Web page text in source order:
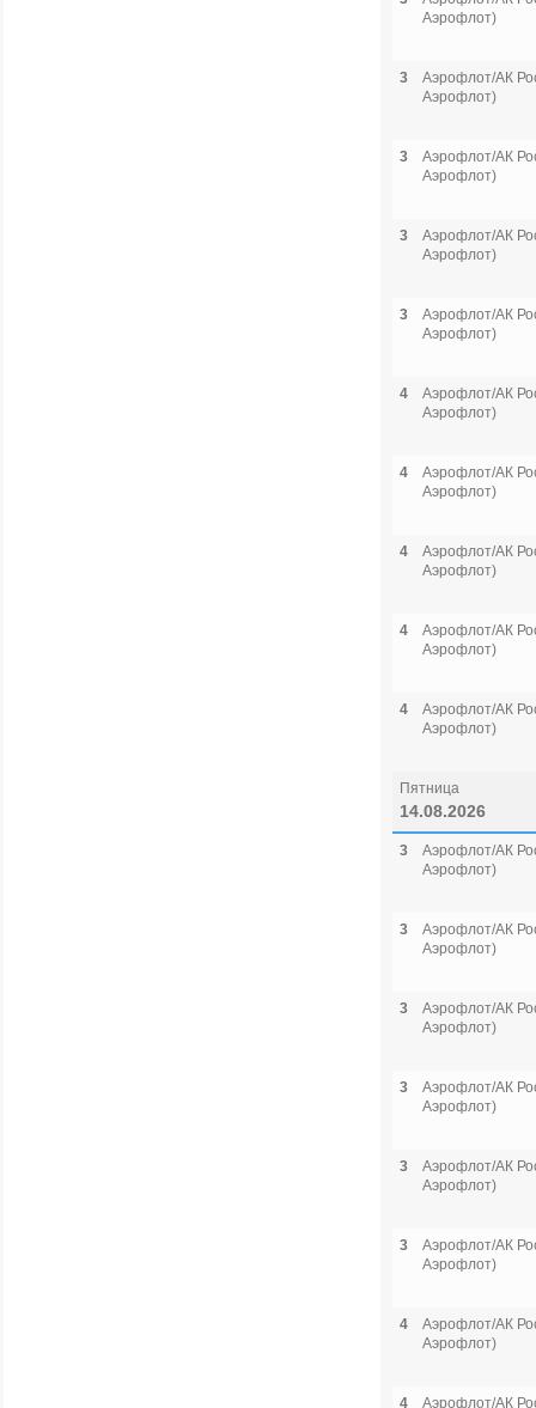
Аэрофлот)
3
Аэрофлот/АК
Аэрофлот)
3
Аэрофлот/АК
Аэрофлот)
3
Аэрофлот/АК
Аэрофлот)
3
Аэрофлот/АК
Аэрофлот)
4
Аэрофлот/АК
Аэрофлот)
4
Аэрофлот/АК
Аэрофлот)
4
Аэрофлот/АК
Аэрофлот)
4
Аэрофлот/АК
Аэрофлот)
4
Аэрофлот/АК
Аэрофлот)
Пятница
14.08.2026
3
Аэрофлот/АК
Аэрофлот)
3
Аэрофлот/АК
Аэрофлот)
3
Аэрофлот/АК
Аэрофлот)
3
Аэрофлот/АК
Аэрофлот)
3
Аэрофлот/АК
Аэрофлот)
3
Аэрофлот/АК
Аэрофлот)
4
Аэрофлот/АК
Аэрофлот)
4 Аэрофлот/АК